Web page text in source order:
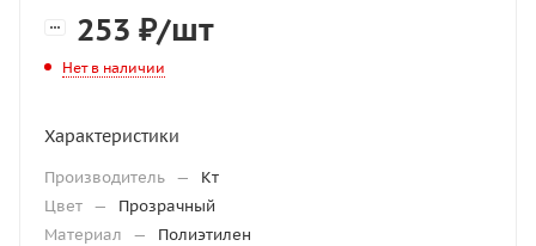
253 ₽/шт
Нет в наличии
Характеристики
Производитель —
Кт
Цвет —
Прозрачный
Материал
—
Полиэтилен